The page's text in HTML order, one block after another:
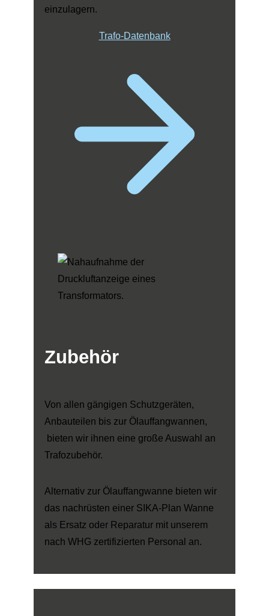
einzulagern.
Trafo-Datenbank
Zubehör
Von allen gängigen Schutzgeräten,
Anbauteilen bis zur Ölauffangwannen,
bieten wir ihnen eine große Auswahl an
Trafozubehör.
Alternativ zur Ölauffangwanne bieten wir
das nachrüsten einer SIKA-Plan Wanne
als Ersatz oder Reparatur mit unserem
nach WHG zertifizierten Personal an.